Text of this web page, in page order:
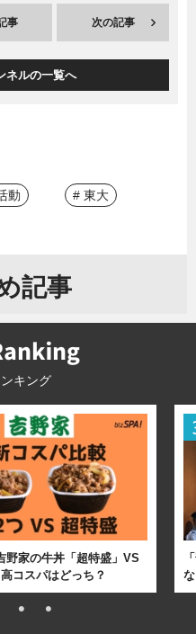
事 次の記事
ネルの一覧へ
動 # 東大
記事
キング
野家の牛丼「超特盛」VS
高コスパはどっち？